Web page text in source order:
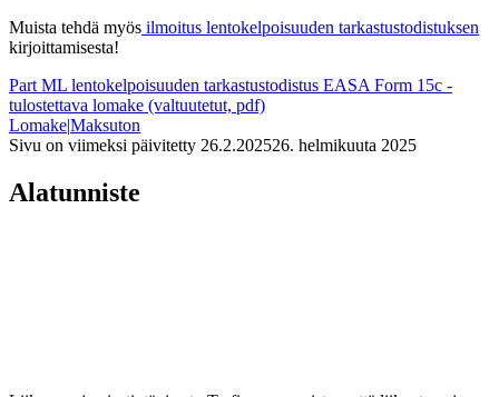
Muista tehdä myös ilmoitus lentokelpoisuuden tarkastustodistuksen
kirjoittamisesta!
Part ML lentokelpoisuuden tarkastustodistus EASA Form 15c -
tulostettava lomake (valtuutetut, pdf)
Lomake|Maksuton
Sivu on viimeksi päivitetty 26.2.202526. helmikuuta 2025
Alatunniste